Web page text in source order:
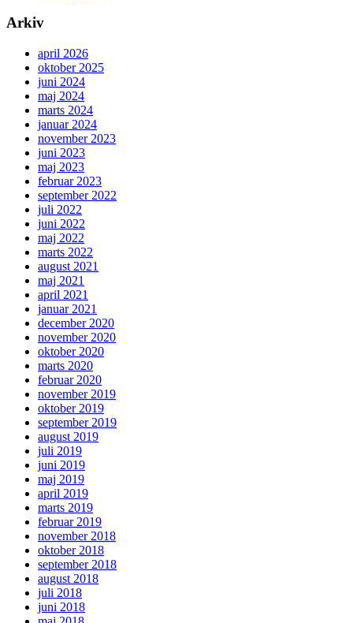
Arkiv
april 2026
oktober 2025
juni 2024
maj 2024
marts 2024
januar 2024
november 2023
juni 2023
maj 2023
februar 2023
september 2022
juli 2022
juni 2022
maj 2022
marts 2022
august 2021
maj 2021
april 2021
januar 2021
december 2020
november 2020
oktober 2020
marts 2020
februar 2020
november 2019
oktober 2019
september 2019
august 2019
juli 2019
juni 2019
maj 2019
april 2019
marts 2019
februar 2019
november 2018
oktober 2018
september 2018
august 2018
juli 2018
juni 2018